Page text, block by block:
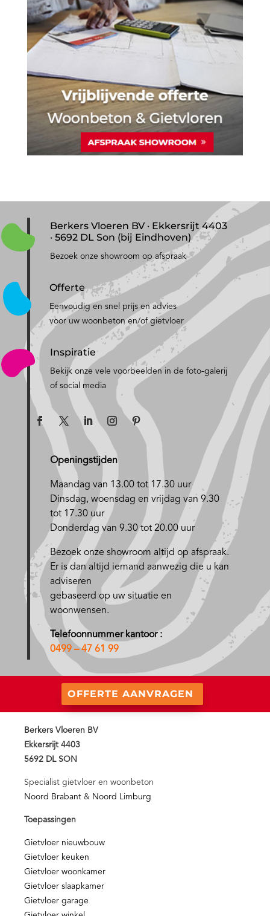
Berkers Vloeren BV · Ekkersrijt 4403
· 5692 DL Son (bij Eindhoven)
Bezoek onze showroom op afspraak
Offerte
Eenvoudig en snel prijs en advies
voor uw woonbeton en/of gietvloer
Inspiratie
Bekijk onze vele voorbeelden in de foto-galerij
of social media
Openingstijden
Maandag van 13.00 tot 17.30 uur
Dinsdag, woensdag en vrijdag van 9.30
tot 17.30 uur
Donderdag van 9.30 tot 20.00 uur
Bezoek onze showroom altijd op afspraak.
Er is dan altijd iemand aanwezig die u kan
adviseren
gebaseerd op uw situatie en
woonwensen.
Telefoonnummer kantoor :
0499 – 47 61 99
OFFERTE AANVRAGEN
Berkers Vloeren BV
Ekkersrijt 4403
5692 DL SON
Specialist gietvloer en woonbeton
Noord Brabant & Noord Limburg
Toepassingen
Gietvloer nieuwbouw
Gietvloer keuken
Gietvloer woonkamer
Gietvloer slaapkamer
Gietvloer garage